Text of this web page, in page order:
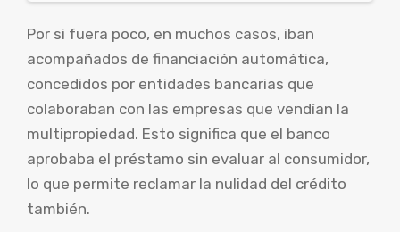
Por si fuera poco, en muchos casos, iban
acompañados de financiación automática,
concedidos por entidades bancarias que
colaboraban con las empresas que vendían la
multipropiedad. Esto significa que el banco
aprobaba el préstamo sin evaluar al consumidor,
lo que permite reclamar la nulidad del crédito
también.